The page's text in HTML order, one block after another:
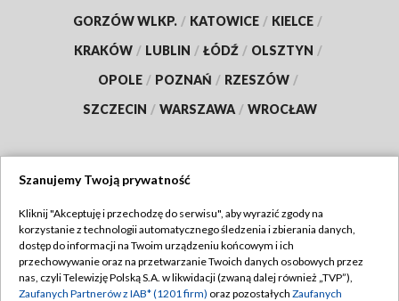
GORZÓW WLKP. / KATOWICE / KIELCE /
KRAKÓW / LUBLIN / ŁÓDŹ / OLSZTYN /
OPOLE / POZNAŃ / RZESZÓW /
SZCZECIN / WARSZAWA / WROCŁAW
TVP
Abonament TVP
Emisja w TVP
Regulamin TVP
Polityka prywatności
Szanujemy Twoją prywatność
Kliknij "Akceptuję i przechodzę do serwisu", aby wyrazić zgody na
korzystanie z technologii automatycznego śledzenia i zbierania danych,
dostęp do informacji na Twoim urządzeniu końcowym i ich
przechowywanie oraz na przetwarzanie Twoich danych osobowych przez
nas, czyli Telewizję Polską S.A. w likwidacji (zwaną dalej również „TVP”),
Zaufanych Partnerów z IAB* (1201 firm) oraz pozostałych Zaufanych